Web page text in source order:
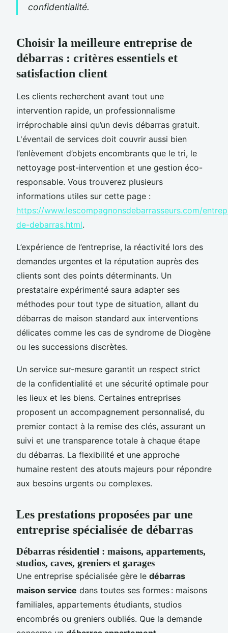
confidentialité.
Choisir la meilleure entreprise de
débarras : critères essentiels et
satisfaction client
Les clients recherchent avant tout une
intervention rapide, un professionnalisme
irréprochable ainsi qu’un devis débarras gratuit.
L'éventail de services doit couvrir aussi bien
l’enlèvement d’objets encombrants que le tri, le
nettoyage post-intervention et une gestion éco-
responsable. Vous trouverez plusieurs
informations utiles sur cette page :
https://www.lescompagnonsdebarrasseurs.com/
de-debarras.html.
L’expérience de l’entreprise, la réactivité lors des
demandes urgentes et la réputation auprès des
clients sont des points déterminants. Un
prestataire expérimenté saura adapter ses
méthodes pour tout type de situation, allant du
débarras de maison standard aux interventions
délicates comme les cas de syndrome de Diogène
ou les successions discrètes.
Un service sur-mesure garantit un respect strict
de la confidentialité et une sécurité optimale pour
les lieux et les biens. Certaines entreprises
proposent un accompagnement personnalisé, du
premier contact à la remise des clés, assurant un
suivi et une transparence totale à chaque étape
du débarras. La flexibilité et une approche
humaine restent des atouts majeurs pour répondre
aux besoins urgents ou complexes.
Les prestations proposées par une
entreprise spécialisée de débarras
Débarras résidentiel : maisons, appartements,
studios, caves, greniers et garages
Une entreprise spécialisée gère le débarras
maison service dans toutes ses formes : maisons
familiales, appartements étudiants, studios
encombrés ou greniers oubliés. Que la demande